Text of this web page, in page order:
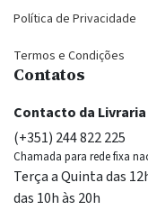
Política de Privacidade
Termos e Condições
Contatos
Contacto da Livraria
(+351) 244 822 225
Chamada para rede fixa
Terça a Quinta das
das 10h às 20h